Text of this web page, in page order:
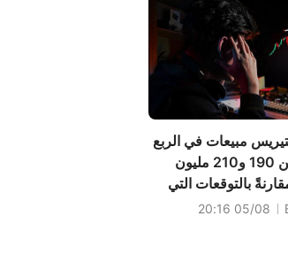
مبيعات في الربع
الثالث تتراوح بين 190 و210 مليون
بالتوقعات التي
05/08 20:16